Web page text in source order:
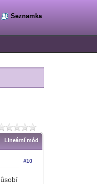
Seznamka
Lineární mód
#10